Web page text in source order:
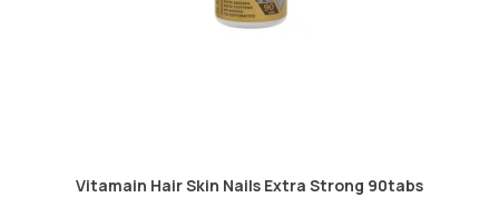
Vitamain Hair Skin Nails Extra Strong 90tabs